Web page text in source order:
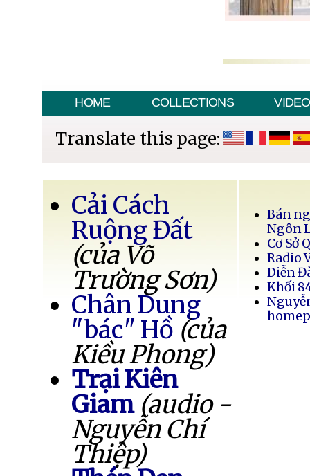
HOME COLLECTIONS VIDEO
Translate this page:
Cải Cách
Ruộng Đất
(của Võ
Trường Sơn)
Chân Dung
"bác" Hồ (của
Kiều Phong)
Trại Kiên
Giam (audio -
Nguyễn Chí
Thiệp)
Bán
Ngôn
Cơ Sở
Radio
Diễn
Khối